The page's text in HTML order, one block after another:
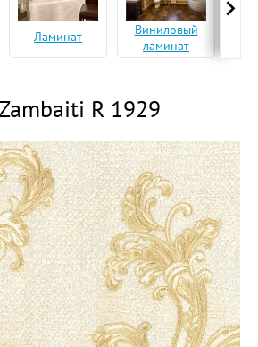
Ламинат
Виниловый
ламинат
R 1929